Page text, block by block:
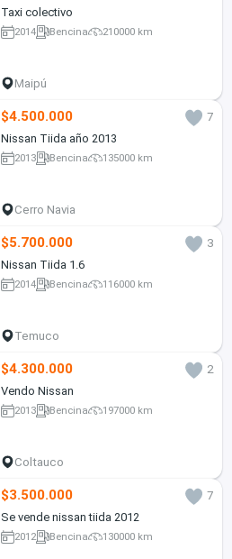
Taxi colectivo
2014 Bencina 210000 km
Maipú
$4.500.000
7
Nissan Tiida año 2013
2013 Bencina 135000 km
Cerro Navia
$5.700.000
3
Nissan Tiida 1.6
2014 Bencina 116000 km
Temuco
$4.300.000
2
Vendo Nissan
2013 Bencina 197000 km
Coltauco
$3.500.000
7
Se vende nissan tiida 2012
2012 Bencina 130000 km